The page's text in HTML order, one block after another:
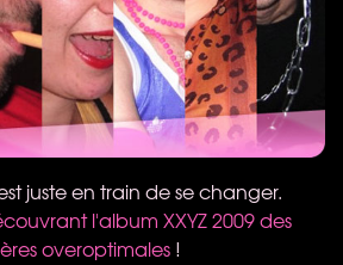
juste en train de se changer.
l'album XXYZ2009 des
overoptimales!